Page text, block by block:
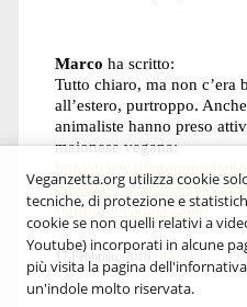
Marco ha scritto:
Tutto chiaro, ma non c’era
all’estero, purtroppo.
animaliste hanno preso
maionese vegana:
http://
querelle-tra-il-business-
startup-etica/2012300/
17 Febbraio, 2016 Rispondi
Veganzetta.org utilizza cookie
tecniche, di protezione e
cookie se non quelli relativi a
Youtube) incorporati in alcune
più visita la pagina
un'indole molto riservata.